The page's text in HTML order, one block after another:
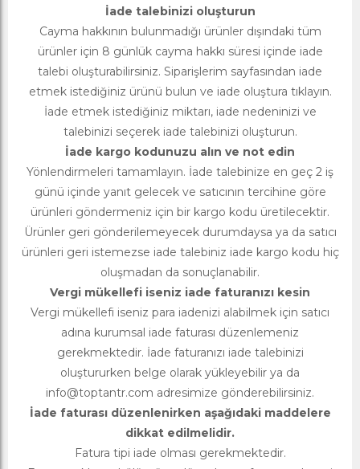
İade talebinizi oluşturun
Cayma hakkının bulunmadığı ürünler dışındaki tüm
ürünler için 8 günlük cayma hakkı süresi içinde iade
talebi oluşturabilirsiniz. Siparişlerim sayfasından iade
etmek istediğiniz ürünü bulun ve iade oluştura tıklayın.
İade etmek istediğiniz miktarı, iade nedeninizi ve
talebinizi seçerek iade talebinizi oluşturun.
İade kargo kodunuzu alın ve not edin
Yönlendirmeleri tamamlayın. İade talebinize en geç 2 iş
günü içinde yanıt gelecek ve satıcının tercihine göre
ürünleri göndermeniz için bir kargo kodu üretilecektir.
Ürünler geri gönderilemeyecek durumdaysa ya da satıcı
ürünleri geri istemezse iade talebiniz iade kargo kodu hiç
oluşmadan da sonuçlanabilir.
Vergi mükellefi iseniz iade faturanızı kesin
Vergi mükellefi iseniz para iadenizi alabilmek için satıcı
adına kurumsal iade faturası düzenlemeniz
gerekmektedir. İade faturanızı iade talebinizi
oluştururken belge olarak yükleyebilir ya da
info@toptantr.com adresimize gönderebilirsiniz.
İade faturası düzenlenirken aşağıdaki maddelere
dikkat edilmelidir.
Fatura tipi iade olması gerekmektedir.